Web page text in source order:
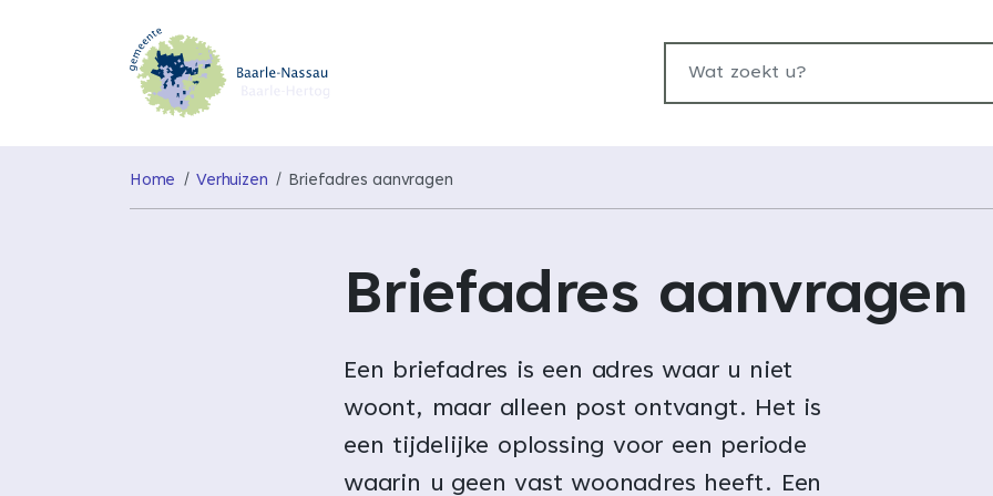
Wat zoekt u?
Home Verhuizen Briefadres aanvragen
Briefadres aanvragen
Een briefadres is een adres waar u niet
woont, maar alleen post ontvangt. Het is
een tijdelijke oplossing voor een periode
waarin u geen vast woonadres heeft. Een